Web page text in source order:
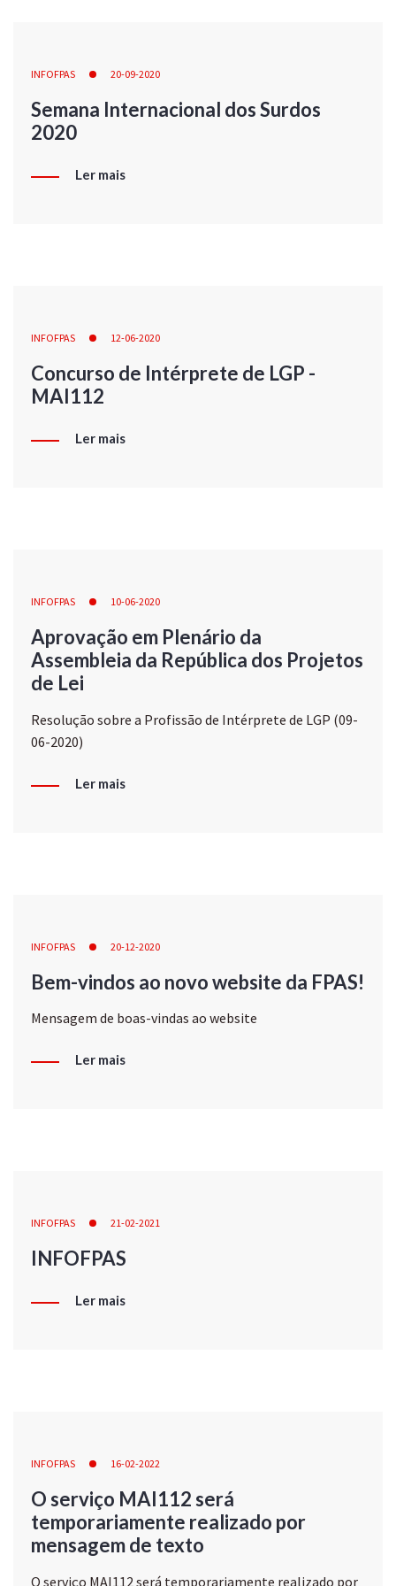
INFOFPAS 20-09-2020
Semana Internacional dos Surdos
2020
Ler mais
INFOFPAS 12-06-2020
Concurso de Intérprete de LGP -
MAI112
Ler mais
INFOFPAS 10-06-2020
Aprovação em Plenário da
Assembleia da República dos Projetos
de Lei
Resolução sobre a Profissão de Intérprete de LGP (09-
06-2020)
Ler mais
INFOFPAS 20-12-2020
Bem-vindos ao novo website da FPAS!
Mensagem de boas-vindas ao website
Ler mais
INFOFPAS 21-02-2021
INFOFPAS
Ler mais
INFOFPAS 16-02-2022
O serviço MAI112 será
temporariamente realizado por
mensagem de texto
O serviço MAI112 será temporariamente realizado por